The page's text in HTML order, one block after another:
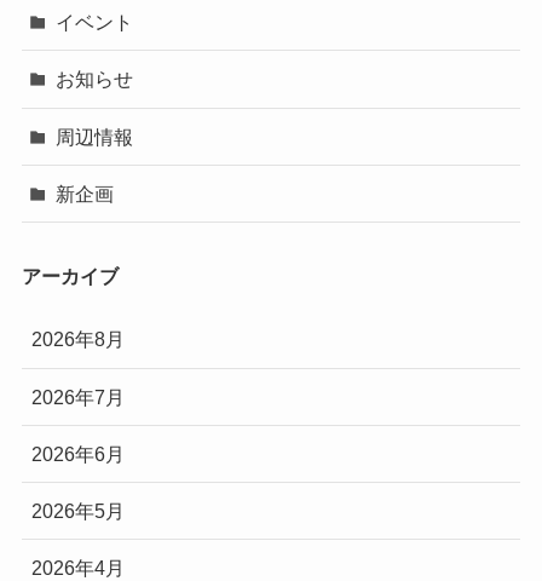
イベント
お知らせ
周辺情報
新企画
アーカイブ
2026年8月
2026年7月
2026年6月
2026年5月
2026年4月